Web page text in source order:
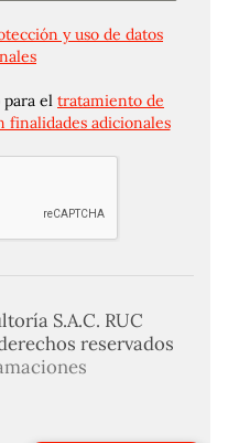
y uso de datos
el tratamiento de
finalidades adicionales
S.A.C. RUC
reservados